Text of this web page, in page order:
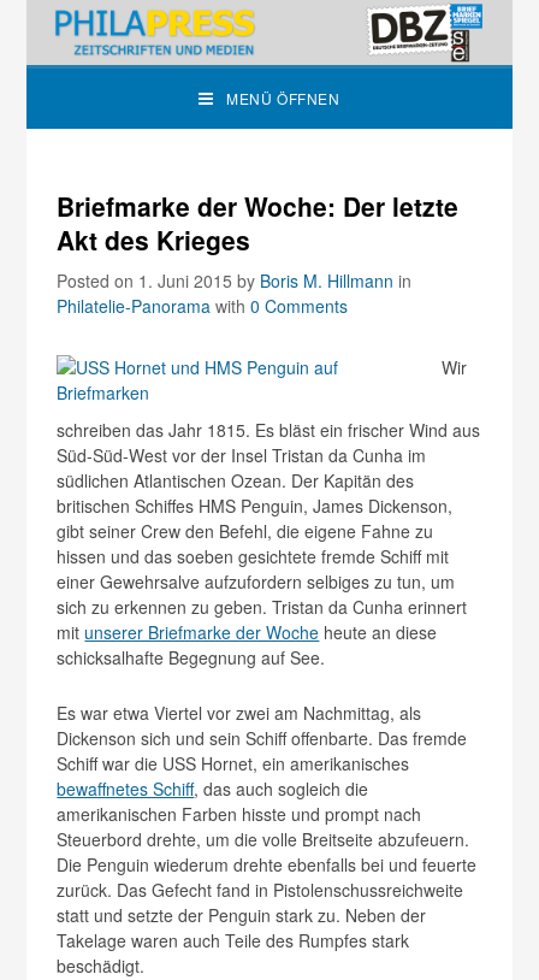
MENÜ ÖFFNEN
Briefmarke der Woche: Der letzte
Akt des Krieges
Posted on 1. Juni 2015by Boris M. Hillmann in
Philatelie-Panorama with0 Comments
Wir
schreiben das Jahr 1815. Es bläst ein frischer Wind aus
Süd-Süd-West vor der Insel Tristan da Cunha im
südlichen Atlantischen Ozean. Der Kapitän des
britischen Schiffes HMS Penguin, James Dickenson,
gibt seiner Crew den Befehl, die eigene Fahne zu
hissen und das soeben gesichtete fremde Schiff mit
einer Gewehrsalve aufzufordern selbiges zu tun, um
sich zu erkennen zu geben. Tristan da Cunha erinnert
mit unserer Briefmarke der Woche heute an diese
schicksalhafte Begegnung auf See.
Es war etwa Viertel vor zwei am Nachmittag, als
Dickenson sich und sein Schiff offenbarte. Das fremde
Schiff war die USS Hornet, ein amerikanisches
bewaffnetes Schiff, das auch sogleich die
amerikanischen Farben hisste und prompt nach
Steuerbord drehte, um die volle Breitseite abzufeuern.
Die Penguin wiederum drehte ebenfalls bei und feuerte
zurück. Das Gefecht fand in Pistolenschussreichweite
statt und setzte der Penguin stark zu. Neben der
Takelage waren auch Teile des Rumpfes stark
beschädigt.